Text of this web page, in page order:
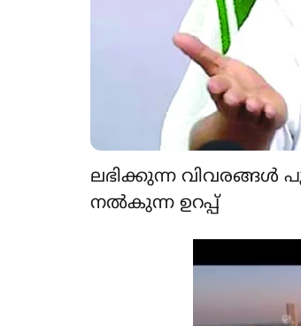
ലഭിക്കുന്ന വിവരങ്ങൾ
നൽകുന്ന ഉറപ്പ്